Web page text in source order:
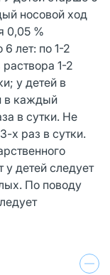
носовой ход
0,05 %
6 лет: по 1-2
1-2
у детей в
в каждый
в сутки. Не
х раз в сутки.
у детей следует
По поводу